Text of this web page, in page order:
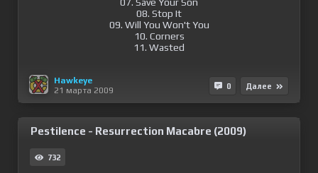
08. Stop It
09. Will You Won't You
10. Corners
11. Wasted
Hawkeye
21 марта 2009
0 Далее
Pestilence - Resurrection Macabre (2009)
732